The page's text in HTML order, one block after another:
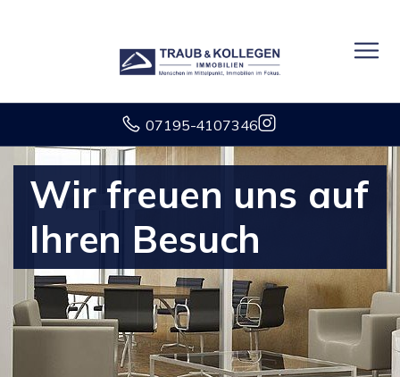
07195-4107346
Wir freuen uns auf
Ihren Besuch